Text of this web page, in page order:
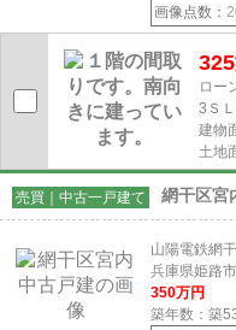
画像点数：
325
ロー
3Ｓ
建物
土地
売買｜中古一戸建て 網干区宮
山陽電鉄網
兵庫県姫路
350万円
築年数：築